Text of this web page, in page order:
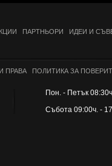
ПАРТНЬОРИ ИДЕИ И
ПРАВА ПОЛИТИКА ЗА
Пон. - Петък
Събота 09:00ч. -